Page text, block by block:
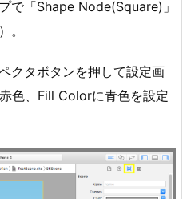
で「Shape Node(Square)」
。
クタボタンを押して設定画
色、Fill Colorに青色を設定